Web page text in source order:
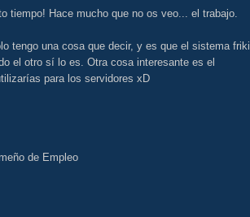
tiempo! Hace mucho que no os veo... el trabajo.
tengo una cosa que decir, y es que el sistema friki
el otro sí lo es. Otra cosa interesante es el
para los servidores xD
de Empleo